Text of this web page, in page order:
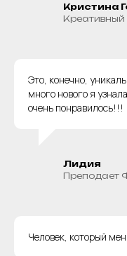
Кристина
Это, конечно,
много нового я
очень понравилось!!!
Лидия
Преподает
Человек, который